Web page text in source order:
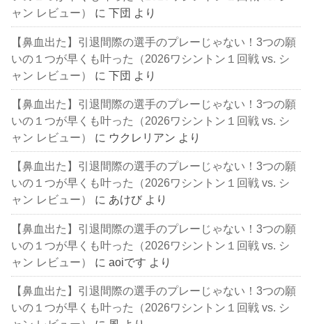
ャン レビュー）
に下団 より
【鼻血出た】引退間際の選手のプレーじゃない！3つの願
いの１つが早くも叶った（2026ワシントン１回戦 vs. シ
ャン レビュー）
に下団 より
【鼻血出た】引退間際の選手のプレーじゃない！3つの願
いの１つが早くも叶った（2026ワシントン１回戦 vs. シ
ャン レビュー）
に ウクレリアン より
【鼻血出た】引退間際の選手のプレーじゃない！3つの願
いの１つが早くも叶った（2026ワシントン１回戦 vs. シ
ャン レビュー）
に あけび より
【鼻血出た】引退間際の選手のプレーじゃない！3つの願
いの１つが早くも叶った（2026ワシントン１回戦 vs. シ
ャン レビュー）
にaoiです より
【鼻血出た】引退間際の選手のプレーじゃない！3つの願
いの１つが早くも叶った（2026ワシントン１回戦 vs. シ